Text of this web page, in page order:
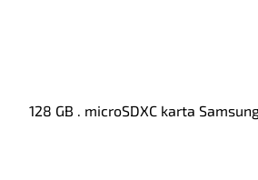
128 GB . microSDXC karta